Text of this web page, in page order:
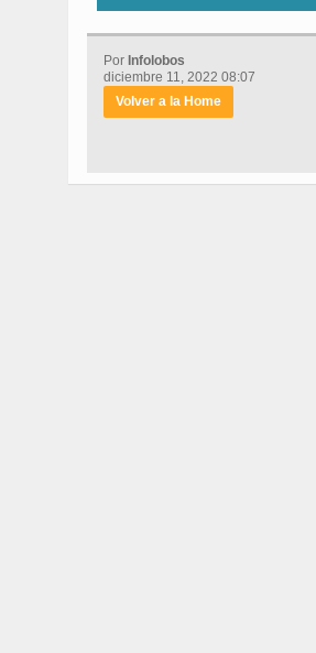
Por Infolobos
diciembre 11, 2022 08:07
Volver a la Home